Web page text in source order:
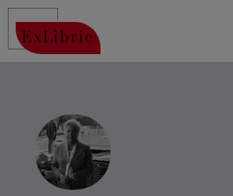
ExLibric